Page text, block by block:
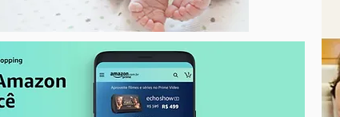
Férias: Confira algumas dicas
para as famílias aproveitarem
a folga com as crianças de
forma lúdica